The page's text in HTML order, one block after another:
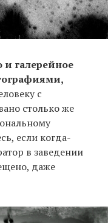
и галерейное
с
столько же
если когда-
в заведении
даже